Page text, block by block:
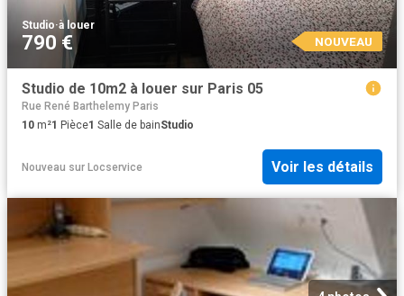
Studio·à louer
790 € NOUVEAU
Studio de 10m2 à louer sur Paris 05
Rue René Barthelemy Paris
10 m²1 Pièce1 Salle de bainStudio
Nouveau sur Locservice Voir les détails